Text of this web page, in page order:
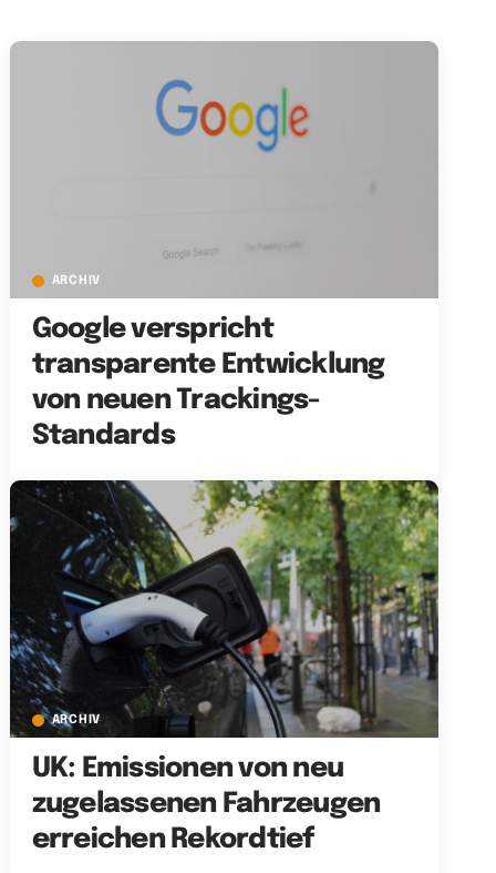
ARCHIV
Google verspricht
transparente Entwicklung
von neuen Trackings-
Standards
ARCHIV
UK: Emissionen von neu
zugelassenen Fahrzeugen
erreichen Rekordtief